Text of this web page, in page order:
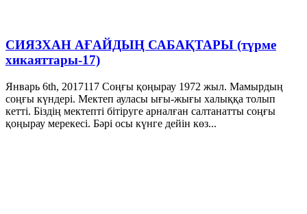
СИЯЗХАН АҒАЙДЫҢ САБАҚТАРЫ (түрме
хикаяттары-17)
Январь 6th, 2017117 Соңғы қоңырау 1972 жыл. Мамырдың
соңғы күндері. Мектеп ауласы ығы-жығы халыққа толып
кетті. Біздің мектепті бітіруге арналған салтанатты соңғы
қоңырау мерекесі. Бәрі осы күнге дейін көз...